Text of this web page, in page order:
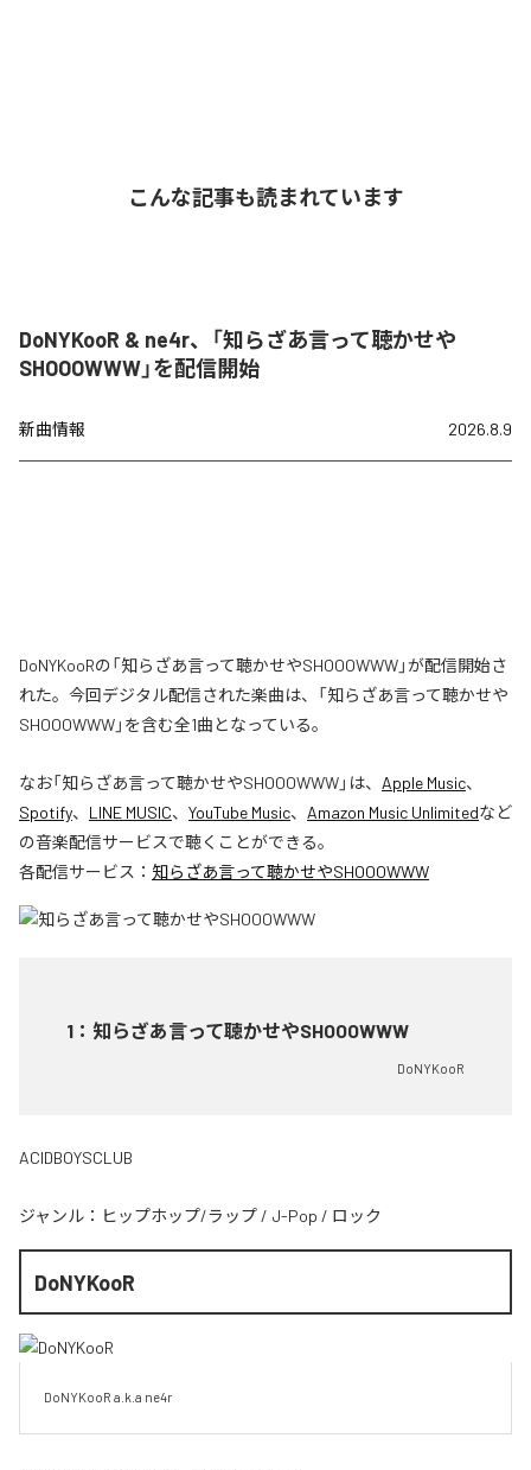
こんな記事も読まれています
DoNYKooR & ne4r、「知らざあ言って聴かせや
SHOOOWWW」を配信開始
新曲情報 2026.8.9
DoNYKooRの「知らざあ言って聴かせやSHOOOWWW」が配信開始さ
れた。今回デジタル配信された楽曲は、「知らざあ言って聴かせや
SHOOOWWW」を含む全1曲となっている。
なお「知らざあ言って聴かせやSHOOOWWW」は、 Apple Music、
Spotify、 LINE MUSIC、 YouTube Music、 Amazon Music Unlimitedなど
の音楽配信サービスで聴くことができる。
各配信サービス： 知らざあ言って聴かせやSHOOOWWW
1 ： 知らざあ言って聴かせやSHOOOWWW
DoNYKooR
ACIDBOYSCLUB
ジャンル： ヒップホップ/ラップ / J-Pop / ロック
DoNYKooR
DoNYKooR a.k.a ne4r